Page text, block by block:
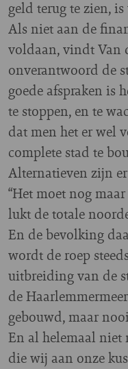
geld terug te zien, is
Als niet aan de
voldaan, vindt Van
onverantwoord de
goede afspraken is
te stoppen, en te
dat men het er wel
complete stad te
Alternatieven zijn
“Het moet nog
lukt de totale
En de bevolking
wordt de roep
uitbreiding van de
de
gebouwd, maar
En al helemaal
die wij aan onze